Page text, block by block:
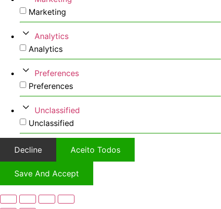
Marketing
Analytics
Analytics
Preferences
Preferences
Unclassified
Unclassified
Decline Aceito Todos
Save And Accept